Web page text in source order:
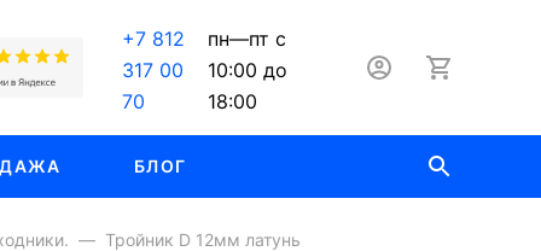
+7 812
317 00
70
пн—пт с
10:00 до
18:00
БЛОГ
Тройник D 12мм латунь